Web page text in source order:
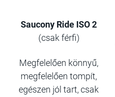
Saucony Ride ISO 2
(csak férfi)
Megfelelően könnyű,
megfelelően tompít,
egészen jól tart, csak